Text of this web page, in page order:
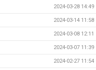
2024-03-28 14:49
2024-03-14 11:58
2024-03-08 12:11
2024-03-07 11:39
2024-02-27 11:54